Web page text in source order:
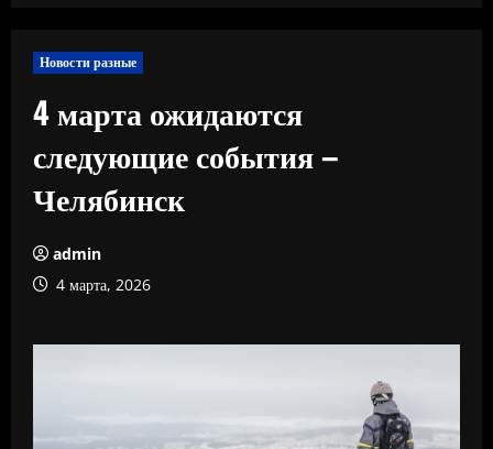
Новости разные
4 марта ожидаются
следующие события –
Челябинск
admin
4 марта, 2026